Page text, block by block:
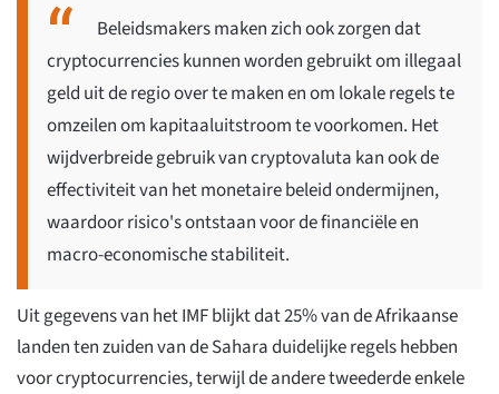
Beleidsmakers maken zich ook zorgen dat
cryptocurrencies kunnen worden gebruikt om illegaal
geld uit de regio over te maken en om lokale regels te
omzeilen om kapitaaluitstroom te voorkomen. Het
wijdverbreide gebruik van cryptovaluta kan ook de
effectiviteit van het monetaire beleid ondermijnen,
waardoor risico's ontstaan voor de financiële en
macro-economische stabiliteit.
Uit gegevens van het IMF blijkt dat 25% van de Afrikaanse
landen ten zuiden van de Sahara duidelijke regels hebben
voor cryptocurrencies, terwijl de andere tweederde enkele